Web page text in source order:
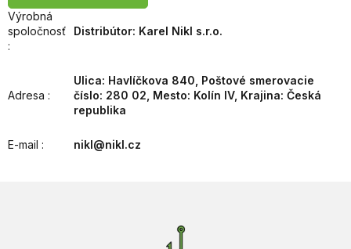
Výrobná
spoločnosť
:
Distribútor: Karel Nikl s.r.o.
Adresa :
Ulica: Havlíčkova 840, Poštové smerovacie
číslo: 280 02, Mesto: Kolín IV, Krajina: Česká
republika
E-mail : nikl@nikl.cz